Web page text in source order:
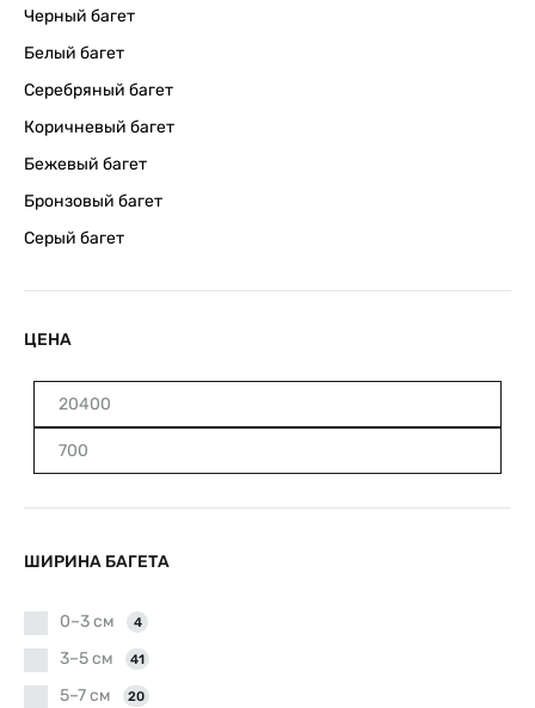
Черный багет
Белый багет
Серебряный багет
Коричневый багет
Бежевый багет
Бронзовый багет
Серый багет
ЦЕНА
ШИРИНА БАГЕТА
0–3 см 4
3–5 см 41
5–7 см 20